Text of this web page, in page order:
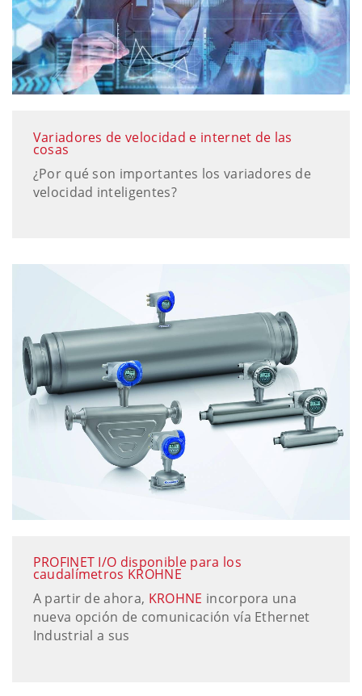
Variadores de velocidad e internet de las
cosas
¿Por qué son importantes los variadores de
velocidad inteligentes?
PROFINET I/O disponible para los
caudalímetros KROHNE
A partir de ahora, KROHNE incorpora una
nueva opción de comunicación vía Ethernet
Industrial a sus